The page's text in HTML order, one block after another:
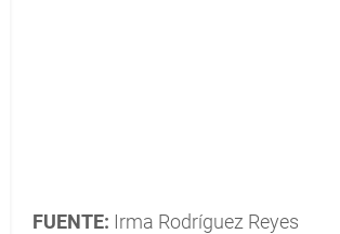
FUENTE: Irma Rodríguez Reyes